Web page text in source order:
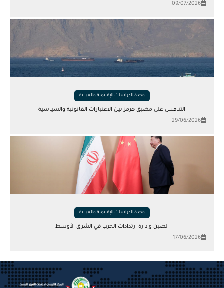
09/07/2026
وحدة الدراسات الإقليمية والعربية
التنافس على مضيق هرمز بين الاعتبارات القانونية والسياسية
29/06/2026
وحدة الدراسات الإقليمية والعربية
الصين وإدارة ارتدادات الحرب في الشرق الأوسط
17/06/2026